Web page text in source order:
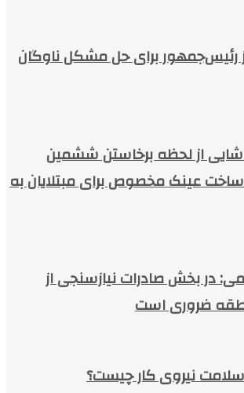
رئیس‌جمهور برای حل مشکل ناوگان
از لحظه برخاستن ششمین
عینک مخصوص برای مبتلایان به
در بخش صادرات نیازسنجی از
ضروری است
نیروی کار چیست؟